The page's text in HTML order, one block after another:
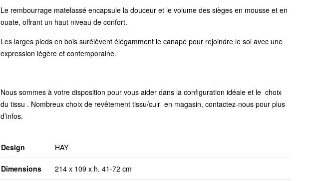
Le rembourrage matelassé encapsule la douceur et le volume des sièges en mousse et en
ouate, offrant un haut niveau de confort.
Les larges pieds en bois surélèvent élégamment le canapé pour rejoindre le sol avec une
expression légère et contemporaine.
Nous sommes à votre disposition pour vous aider dans la configuration idéale et le choix
du tissu . Nombreux choix de revêtement tissu/cuir en magasin, contactez-nous pour plus
d’infos.
Design HAY
Dimensions 214 x 109 x h. 41-72 cm